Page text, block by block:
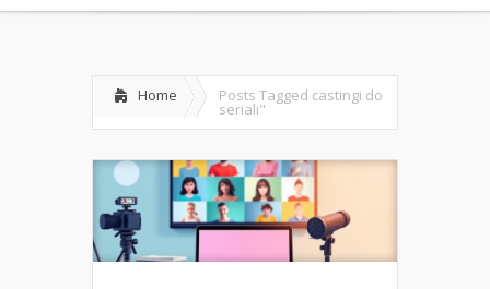
Home Posts Tagged castingi do
seriali"